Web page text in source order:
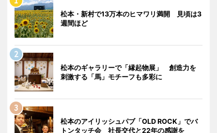
松本・新村で13万本のヒマワリ満開 見頃は3
週間ほど
松本のギャラリーで「縁起物展」 創造力を
刺激する「馬」モチーフも多彩に
松本のアイリッシュパブ「OLD ROCK」でバ
トンタッチ会 社長交代と22年の感謝を